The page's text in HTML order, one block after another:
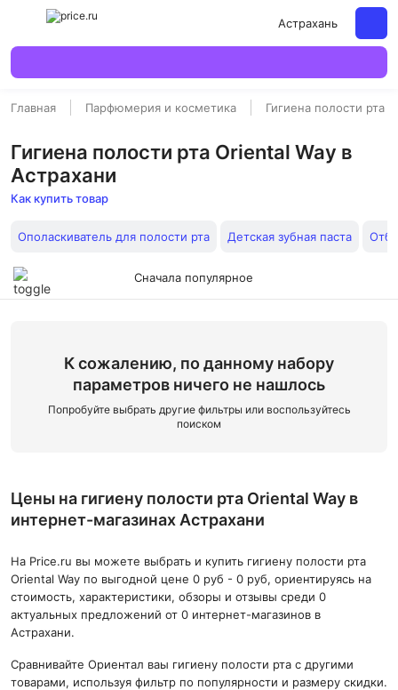
Астрахань
Главная Парфюмерия и косметика Гигиена полости рта
Гигиена полости рта Oriental Way в
Астрахани
Как купить товар
Ополаскиватель для полости рта Детская зубная паста
Сначала популярное
К сожалению, по данному набору
параметров ничего не нашлось
Попробуйте выбрать другие фильтры или воспользуйтесь
поиском
Цены на гигиену полости рта Oriental Way в
интернет-магазинах Астрахани
На Price.ru вы можете выбрать и купить гигиену полости рта
Oriental Way по выгодной цене 0 руб - 0 руб, ориентируясь на
стоимость, характеристики, обзоры и отзывы среди 0
актуальных предложений от 0 интернет-магазинов в
Астрахани.
Сравнивайте Ориентал ваы гигиену полости рта с другими
товарами, используя фильтр по популярности и размеру скидки.